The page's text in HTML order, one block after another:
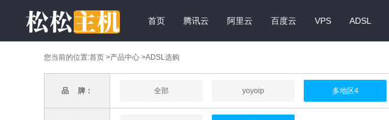
首页 腾讯云 阿里云 百度云 VPS ADSL
您当前的位置:首页 >产品中心 >ADSL选购
品 牌： 全部 yoyoip 多地区4